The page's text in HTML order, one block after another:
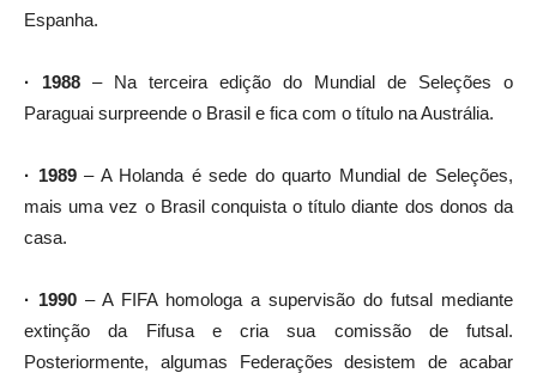
Espanha.
· 1988 – Na terceira edição do Mundial de Seleções o
Paraguai surpreende o Brasil e fica com o título na Austrália.
· 1989– A Holanda é sede do quarto Mundial de Seleções,
mais uma vez o Brasil conquista o título diante dos donos da
casa.
· 1990 – A FIFA homologa a supervisão do futsal mediante
extinção da Fifusa e cria sua comissão de futsal.
Posteriormente, algumas Federações desistem de acabar